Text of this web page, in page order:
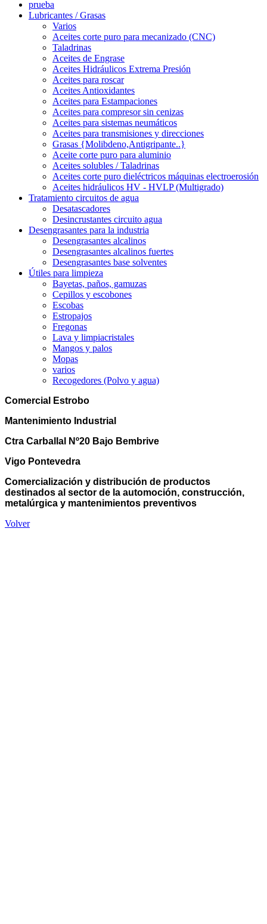
prueba
Lubricantes / Grasas
Varios
Aceites corte puro para mecanizado (CNC)
Taladrinas
Aceites de Engrase
Aceites Hidráulicos Extrema Presión
Aceites para roscar
Aceites Antioxidantes
Aceites para Estampaciones
Aceites para compresor sin cenizas
Aceites para sistemas neumáticos
Aceites para transmisiones y direcciones
Grasas {Molibdeno,Antigripante..}
Aceite corte puro para aluminio
Aceites solubles / Taladrinas
Aceites corte puro dieléctricos máquinas electroerosión
Aceites hidráulicos HV - HVLP (Multigrado)
Tratamiento circuitos de agua
Desatascadores
Desincrustantes circuito agua
Desengrasantes para la industria
Desengrasantes alcalinos
Desengrasantes alcalinos fuertes
Desengrasantes base solventes
Útiles para limpieza
Bayetas, paños, gamuzas
Cepillos y escobones
Escobas
Estropajos
Fregonas
Lava y limpiacristales
Mangos y palos
Mopas
varios
Recogedores (Polvo y agua)
Comercial Estrobo
Mantenimiento Industrial
Ctra Carballal Nº20 Bajo Bembrive
Vigo Pontevedra
Comercialización y distribución de productos
destinados al sector de la automoción, construcción,
metalúrgica y mantenimientos preventivos
Volver